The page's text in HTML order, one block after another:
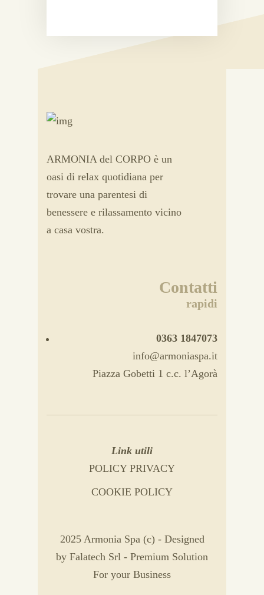
ARMONIA del CORPO è un
oasi di relax quotidiana per
trovare una parentesi di
benessere e rilassamento vicino
a casa vostra.
Contatti
rapidi
0363 1847073
info@armoniaspa.it
Piazza Gobetti 1 c.c. l’Agorà
Link utili
POLICY PRIVACY
COOKIE POLICY
2025 Armonia Spa (c) - Designed
by Falatech Srl - Premium Solution
For your Business